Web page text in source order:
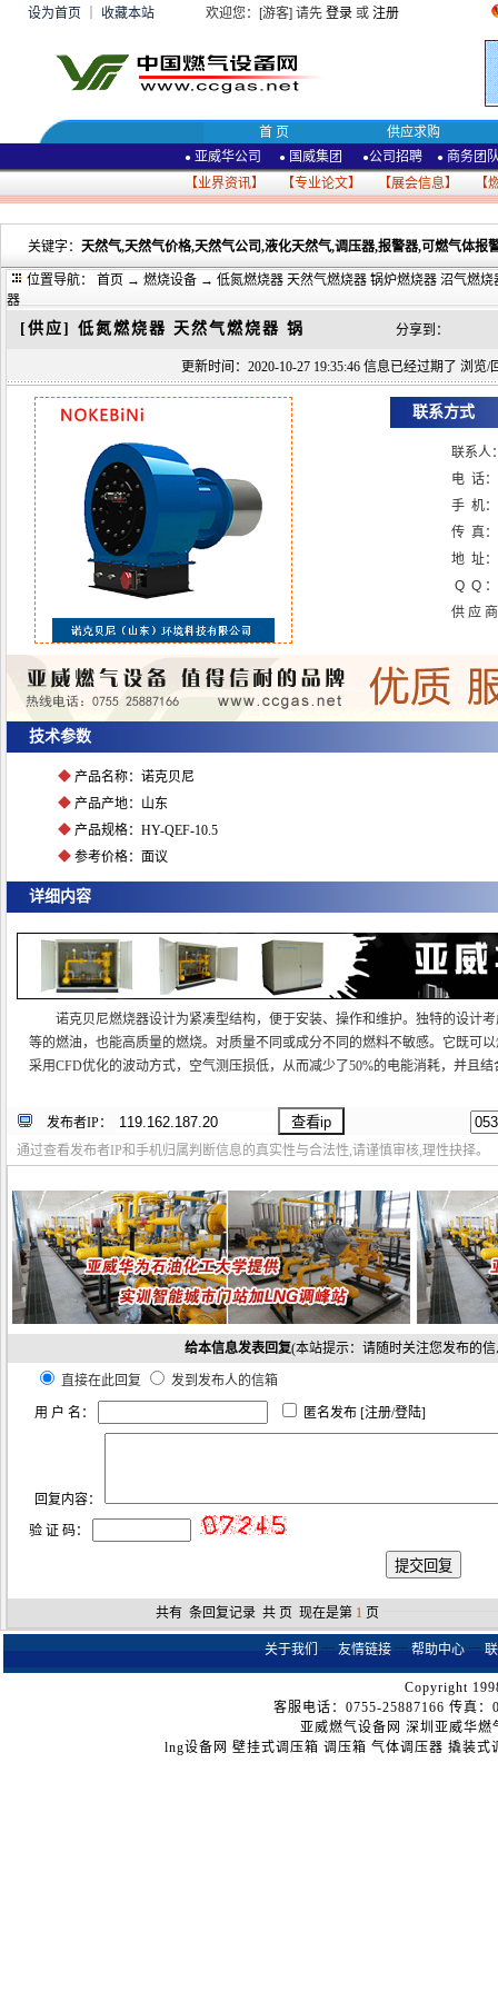
设为首页 收藏本站 欢迎您：[游客] 请先 登录或 注册
首 页 供应求购
● 亚威华公司 ● 国威集团 ●公司招聘 ● 商务团
【业界资讯】 【专业论文】 【展会信息】 【
关键字： 天然气,天然气价格,天然气公司,液化天然气,调压器,报警器,可燃气体
位置导航： 首页 → 燃烧设备 → 低氮燃烧器 天然气燃烧器 锅炉燃烧器 沼气燃烧
器
[供应] 低氮燃烧器 天然气燃烧器 锅 分享到：
更新时间：2020-10-27 19:35:46 信息已经过期了 浏览/
点击放大图片
联系方式
联系人
电 话：
手 机：
传 真
地 址：
Q Q ：
供 应
技术参数
◆ 产品名称：诺克贝尼
◆ 产品产地：山东
◆ 产品规格：HY-QEF-10.5
◆ 参考价格：面议
详细内容
诺克贝尼燃烧器设计为紧凑型结构，便于安装、操作和维护。独特的设计
等的燃油，也能高质量的燃烧。对质量不同或成分不同的燃料不敏感。它既可
采用CFD优化的波动方式，空气测压损低，从而减少了50%的电能消耗，并且
发布者IP：
通过查看发布者IP和手机归属判断信息的真实性与合法性,请谨慎审核,理性抉择。
给本信息发表回复(本站提示：请随时关注您发布的
直接在此回复 发到发布人的信箱
用 户 名： 匿名发布 [注册/登陆]
回复内容：
验 证 码：
共有 条回复记录 共 页 现在是第 1 页
关于我们 ┈ 友情链接 ┈ 帮助中心 ┈
Copyright
客服电话：0755-25887166 传真
亚威燃气设备网 深圳亚威华
lng设备网 壁挂式调压箱 调压箱 气体调压器 撬装式